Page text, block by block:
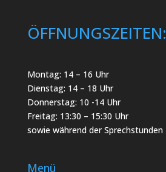
ÖFFNUNGSZEITEN:
Montag: 14 – 16 Uhr
Dienstag: 14 – 18 Uhr
Donnerstag: 10 -14 Uhr
Freitag: 13:30 – 15:30 Uhr
sowie während der Sprechstunden
Menü